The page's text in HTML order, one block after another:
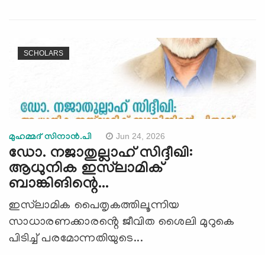
SCHOLARS
മുഹമ്മദ് സിനാൻ.പി Jun 24, 2026
ഡോ. നജാതുല്ലാഹ് സിദ്ദീഖി:
ആധുനിക ഇസ്‍ലാമിക്
ബാങ്കിങിന്റെ...
ഇസ്‍ലാമിക പൈതൃകത്തിലൂന്നിയ
സാധാരണക്കാരൻ്റെ ജീവിത ശൈലി മുറുകെ
പിടിച്ച് പരമോന്നതിയുടെ...